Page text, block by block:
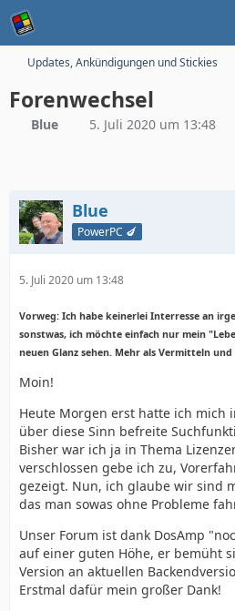
Updates, Ankündigungen und Stickies
Forenwechsel
Blue 5. Juli 2020 um 13:48
Blue
PowerPC 🍆
5. Juli 2020 um 13:48
Vorweg: Ich habe keinerlei Interresse an
sonstwas, ich möchte einfach nur mein
neuen Glanz sehen. Mehr als Vermitteln
Moin!
Heute Morgen erst hatte ich mich
über diese Sinn befreite
Bisher war ich ja in Thema
verschlossen gebe ich zu,
gezeigt. Nun, ich glaube wir sind
das man sowas ohne Probleme
Unser Forum ist dank DosAmp
auf einer guten Höhe, er bemüht
Version an aktuellen
Erstmal dafür mein großer Dank!